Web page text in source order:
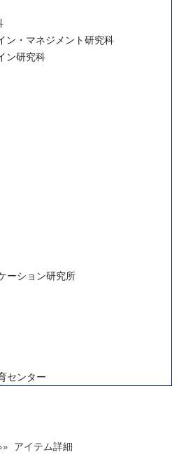
ン・マネジメント研究科
ン研究科
ーション研究所
センター
ンスティテュート
アイテム詳細